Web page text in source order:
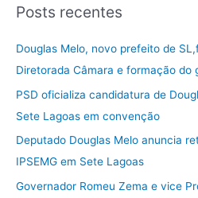
q
p
o
r
Posts recentes
Douglas Melo, novo prefeito de
Diretorada Câmara e formação do
PSD oficializa candidatura de
Sete Lagoas em convenção
Deputado Douglas Melo anuncia
IPSEMG em Sete Lagoas
Governador Romeu Zema e vice